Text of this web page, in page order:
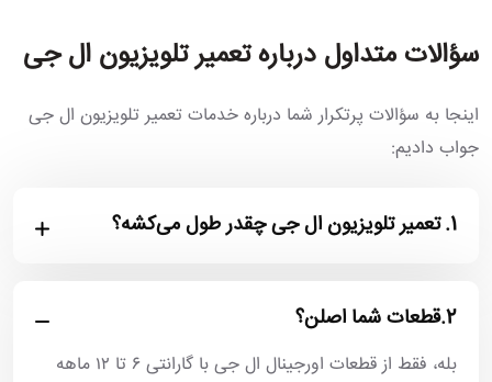
سؤالات متداول درباره تعمیر تلویزیون ال جی
اینجا به سؤالات پرتکرار شما درباره خدمات تعمیر تلویزیون ال جی
جواب دادیم:
1. تعمیر تلویزیون ال جی چقدر طول می‌کشه؟
2.قطعات شما اصلن؟
بله، فقط از قطعات اورجینال ال جی با گارانتی ۶ تا ۱۲ ماهه